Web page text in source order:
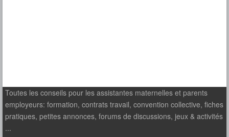
Toutes les conseils pour les assistantes maternelles et parents
employeurs: formation, contrats travail, convention collective, fiches
pratiques, petites annonces, forums de discussions, jeux & activités
...